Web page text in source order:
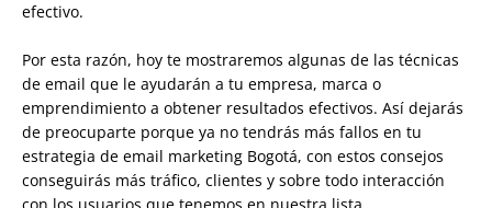
efectivo.
Por esta razón, hoy te mostraremos algunas de las técnicas
de email que le ayudarán a tu empresa, marca o
emprendimiento a obtener resultados efectivos. Así dejarás
de preocuparte porque ya no tendrás más fallos en tu
estrategia de email marketing Bogotá, con estos consejos
conseguirás más tráfico, clientes y sobre todo interacción